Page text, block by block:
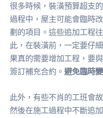
很多時候，裝潢預算超支
過程中，屋主可能會臨時
劃的項目。這些追加工程
此，在裝潢前，一定要仔
果真的需要增加工程，要
簽訂補充合約。 避免臨時
此外，有些不肖的工班會
然後在施工過程中不斷追